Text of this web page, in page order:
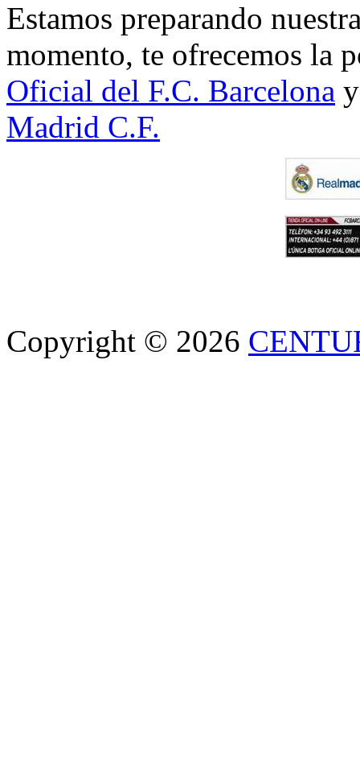
Estamos preparando
momento, te ofrecemos la
Oficial del F.C. Barcelona
Madrid C.F.
Copyright © 2026